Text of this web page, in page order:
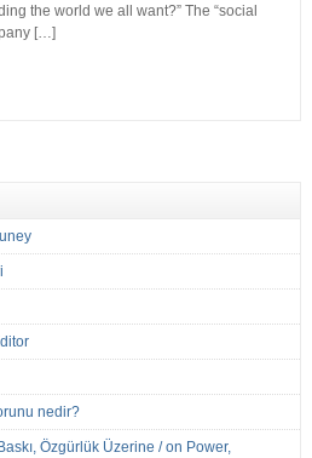
the world we all want?” The “social
[…]
nedir?
Özgürlük Üzerine / on Power,